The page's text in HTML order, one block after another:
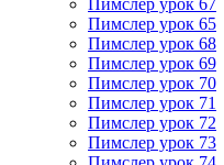
Пимслер урок 67
Пимслер урок 65
Пимслер урок 68
Пимслер урок 69
Пимслер урок 70
Пимслер урок 71
Пимслер урок 72
Пимслер урок 73